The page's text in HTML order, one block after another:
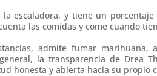
escaladora, y tiene un
las comidas y come cuando
admite fumar marihuana,
la transparencia de Drea
honesta y abierta hacia su propio